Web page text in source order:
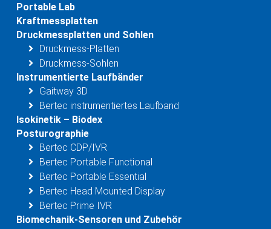
Portable Lab
Kraftmessplatten
Druckmessplatten und Sohlen
Druckmess-Platten
Druckmess-Sohlen
Instrumentierte Laufbänder
Gaitway 3D
Bertec instrumentiertes Laufband
Isokinetik – Biodex
Posturographie
Bertec CDP/IVR
Bertec Portable Functional
Bertec Portable Essential
Bertec Head Mounted Display
Bertec Prime IVR
Biomechanik-Sensoren und Zubehör